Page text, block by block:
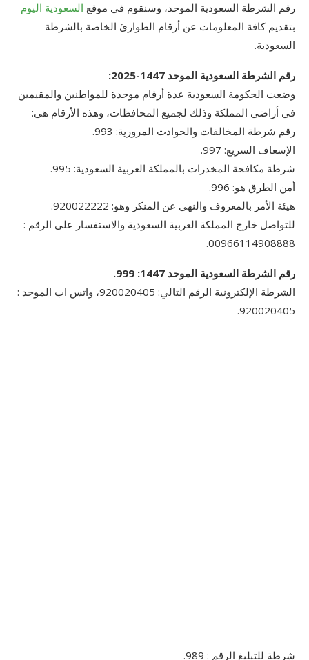
رقم الشرطة السعودية الموحد، وسنقوم في موقع السعودية اليوم
بتقديم كافة المعلومات عن أرقام الطوارئ الخاصة بالشرطة
السعودية.
رقم الشرطة السعودية الموحد 1447-2025:
وضعت الحكومة السعودية عدة أرقام موحدة للمواطنين والمقيمين
في أراضي المملكة وذلك لجميع المحافظات، وهذه الأرقام هي:
رقم شرطة المخالفات والحوادث المرورية: 993.
الإسعاف السريع: 997.
شرطة مكافحة المخدرات بالمملكة العربية السعودية: 995.
أمن الطرق هو: 996.
هيئة الأمر بالمعروف والنهي عن المنكر وهو: 920022222.
للتواصل خارج المملكة العربية السعودية والاستفسار على الرقم :
00966114908888.
رقم الشرطة السعودية الموحد 1447: 999.
الشرطة الإلكترونية الرقم التالي: 920020405، واتس اب الموحد :
920020405.
شرطة للتبليغ الرقم : 989.